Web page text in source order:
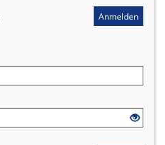
Anmelden